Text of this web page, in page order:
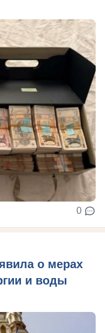
0
о мерах
и воды